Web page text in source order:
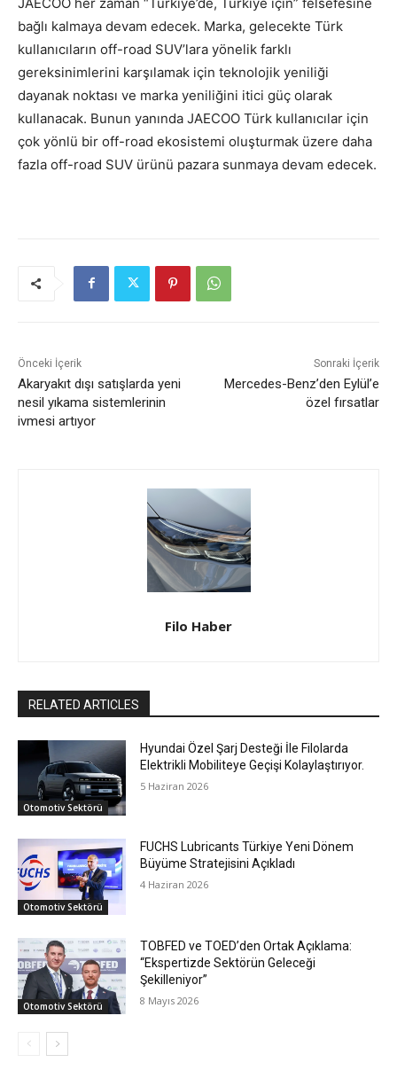
bağlı kalmaya devam edecek. Marka, gelecekte Türk
kullanıcıların off-road SUV’lara yönelik farklı
gereksinimlerini karşılamak için teknolojik yeniliği
dayanak noktası ve marka yeniliğini itici güç olarak
kullanacak. Bunun yanında JAECOO Türk kullanıcılar için
çok yönlü bir off-road ekosistemi oluşturmak üzere daha
fazla off-road SUV ürünü pazara sunmaya devam edecek.
Önceki İçerik
Akaryakıt dışı satışlarda yeni
nesil yıkama sistemlerinin
ivmesi artıyor
Sonraki İçerik
Mercedes-Benz’den Eylül’e
özel fırsatlar
Filo Haber
RELATED ARTICLES
Otomotiv Sektörü
Hyundai Özel Şarj Desteği İle Filolarda
Elektrikli Mobiliteye Geçişi Kolaylaştırıyor.
5 Haziran 2026
Otomotiv Sektörü
FUCHS Lubricants Türkiye Yeni Dönem
Büyüme Stratejisini Açıkladı
4 Haziran 2026
Otomotiv Sektörü
TOBFED ve TOED’den Ortak Açıklama:
“Ekspertizde Sektörün Geleceği
Şekilleniyor”
8 Mayıs 2026